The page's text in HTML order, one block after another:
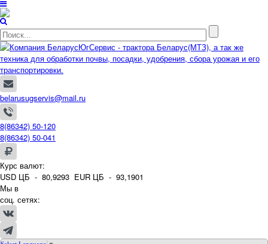
belarusugservis@mail.ru
8(86342) 50-120
8(86342) 50-041
Курс валют:
USD ЦБ - 80,9293 EUR ЦБ - 93,1901
Мы в
соц. сетях: